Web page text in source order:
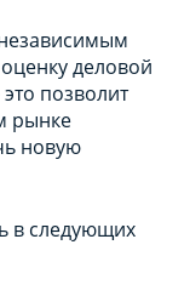
деловой
позволит
рынке
новую
в следующих